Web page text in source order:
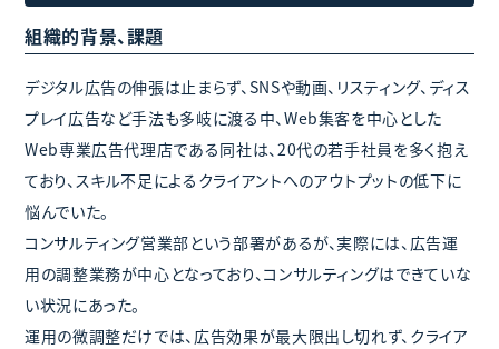
組織的背景、課題
デジタル広告の伸張は止まらず、SNSや動画、リスティング、ディス
プレイ広告など手法も多岐に渡る中、Web集客を中心とした
Web専業広告代理店である同社は、20代の若手社員を多く抱え
ており、スキル不足によるクライアントへのアウトプットの低下に
悩んでいた。
コンサルティング営業部という部署があるが、実際には、広告運
用の調整業務が中心となっており、コンサルティングはできていな
い状況にあった。
運用の微調整だけでは、広告効果が最大限出し切れず、クライア